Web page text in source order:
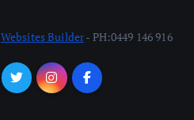
Websites Builder- PH:0449 146 916